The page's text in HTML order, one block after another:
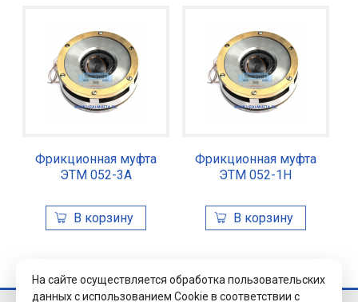
Фрикционная муфта
ЭТМ 052-3А
Фрикционная муфта
ЭТМ 052-1Н
На сайте осуществляется обработка пользовательских
данных с использованием Cookie в соответствии с